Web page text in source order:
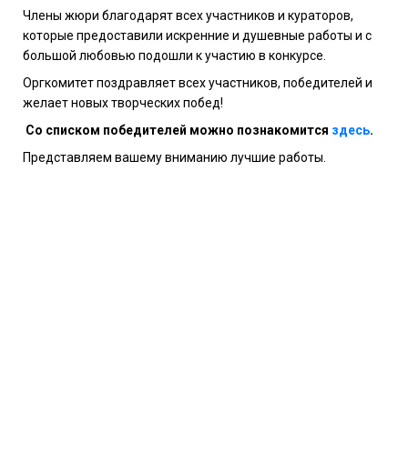
Члены жюри благодарят всех участников и кураторов,
которые предоставили искренние и душевные работы и с
большой любовью подошли к участию в конкурсе.
Оргкомитет поздравляет всех участников, победителей и
желает новых творческих побед!
Со списком победителей можно познакомится здесь.
Представляем вашему вниманию лучшие работы.